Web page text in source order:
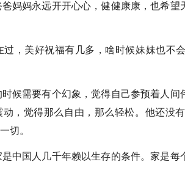
妈永远开开心心，健健康康，也希望
美好祝福有几多，啥时候妹妹也不
需要有个幻象，觉得自己参预着人间
，觉得那么自由，那么轻松。他还没
切。
国人几千年赖以生存的条件。家是每